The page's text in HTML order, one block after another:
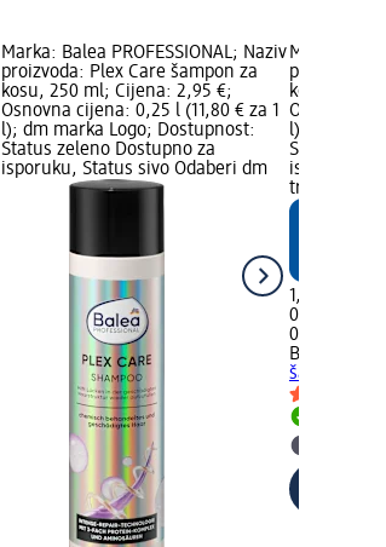
Marka: Balea PROFESSIONAL; Naziv
proizvoda: Plex Care šampon za
kosu, 250 ml; Cijena: 2,95 €;
Osnovna cijena: 0,25 l (11,80 € za 1
l); dm marka Logo; Dostupnost:
Status zeleno Dostupno za
isporuku, Status sivo Odaberi dm
Marka:
proizvoda:
kosu, 50
Osnovna
l); dm
Status
isporuku,
trgovinu
1,25 €
0,05 l
Balea
šampon za